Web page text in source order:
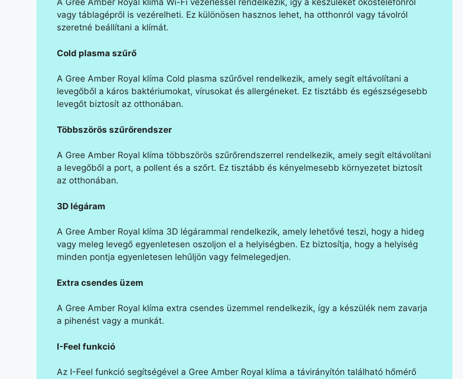
A Gree Amber Royal klíma Wi-Fi vezérléssel rendelkezik, így a készüléket okostelefonról
vagy táblagépről is vezérelheti. Ez különösen hasznos lehet, ha otthonról vagy távolról
szeretné beállítani a klímát.
Cold plasma szűrő
A Gree Amber Royal klíma Cold plasma szűrővel rendelkezik, amely segít eltávolítani a
levegőből a káros baktériumokat, vírusokat és allergéneket. Ez tisztább és egészségesebb
levegőt biztosít az otthonában.
Többszörös szűrőrendszer
A Gree Amber Royal klíma többszörös szűrőrendszerrel rendelkezik, amely segít eltávolítani
a levegőből a port, a pollent és a szőrt. Ez tisztább és kényelmesebb környezetet biztosít
az otthonában.
3D légáram
A Gree Amber Royal klíma 3D légárammal rendelkezik, amely lehetővé teszi, hogy a hideg
vagy meleg levegő egyenletesen oszoljon el a helyiségben. Ez biztosítja, hogy a helyiség
minden pontja egyenletesen lehűljön vagy felmelegedjen.
Extra csendes üzem
A Gree Amber Royal klíma extra csendes üzemmel rendelkezik, így a készülék nem zavarja
a pihenést vagy a munkát.
I-Feel funkció
Az I-Feel funkció segítségével a Gree Amber Royal klíma a távirányítón található hőmérő